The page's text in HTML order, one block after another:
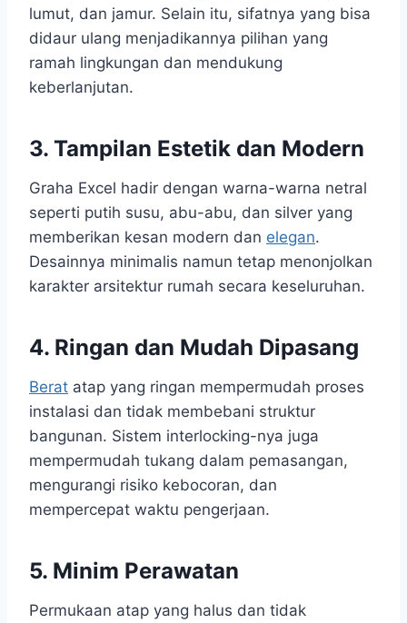
lumut, dan jamur. Selain itu, sifatnya yang bisa
didaur ulang menjadikannya pilihan yang
ramah lingkungan dan mendukung
keberlanjutan.
3. Tampilan Estetik dan Modern
Graha Excel hadir dengan warna-warna netral
seperti putih susu, abu-abu, dan silver yang
memberikan kesan modern dan elegan.
Desainnya minimalis namun tetap menonjolkan
karakter arsitektur rumah secara keseluruhan.
4. Ringan dan Mudah Dipasang
Berat atap yang ringan mempermudah proses
instalasi dan tidak membebani struktur
bangunan. Sistem interlocking-nya juga
mempermudah tukang dalam pemasangan,
mengurangi risiko kebocoran, dan
mempercepat waktu pengerjaan.
5. Minim Perawatan
Permukaan atap yang halus dan tidak